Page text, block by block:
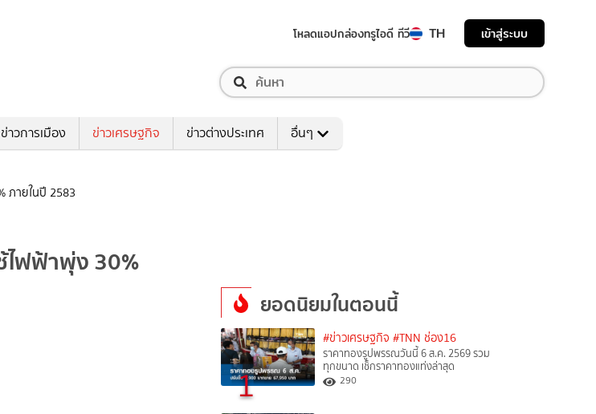
โหลดแอปกล่องทรูไอดี ทีวี TH เข้าสู่ระบบ
ข่าวการเมือง ข่าวเศรษฐกิจ ข่าวต่างประเทศ อื่นๆ
ภายในปี 2583
ไฟฟ้าพุ่ง 30%
ยอดนิยมในตอนนี้
1
#ข่าวเศรษฐกิจ #TNN ช่อง16
ราคาทองรูปพรรณวันนี้ 6 ส.ค. 2569 รวม
ทุกขนาด เช็กราคาทองแท่งล่าสุด
290